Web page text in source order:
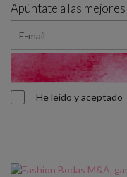
Apúntate a las mejores
He leído y aceptado